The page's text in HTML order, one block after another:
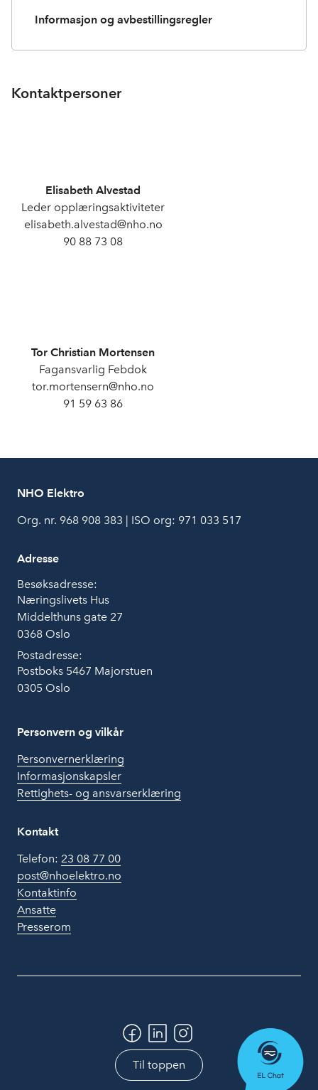
Informasjon og avbestillingsregler
Kontaktpersoner
Elisabeth Alvestad
Leder opplæringsaktiviteter
elisabeth.alvestad@nho.no
90 88 73 08
Tor Christian Mortensen
Fagansvarlig Febdok
tor.mortensern@nho.no
91 59 63 86
NHO Elektro
Org. nr. 968 908 383 | ISO org: 971 033 517
Adresse
Besøksadresse:
Næringslivets Hus
Middelthuns gate 27
0368 Oslo
Postadresse:
Postboks 5467 Majorstuen
0305 Oslo
Personvern og vilkår
Personvernerklæring
Informasjonskapsler
Rettighets- og ansvarserklæring
Kontakt
Telefon: 23 08 77 00
post@nhoelektro.no
Kontaktinfo
Ansatte
Presserom
Til toppen